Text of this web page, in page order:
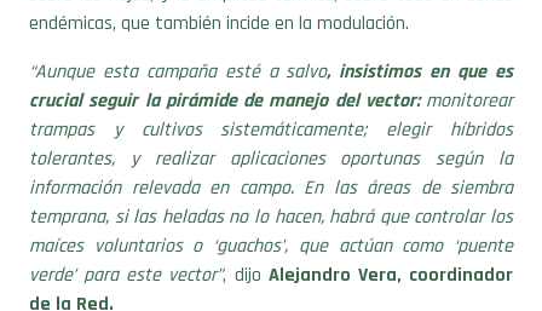
“Aunque esta campaña esté a salvo, insistimos en que es
crucial seguir la pirámide de manejo del vector:monitorear
trampas y cultivos sistemáticamente; elegir híbridos
tolerantes, y realizar aplicaciones oportunas según la
información relevada en campo. En las áreas de siembra
temprana, si las heladas no lo hacen, habrá que controlar los
maíces voluntarios o ‘guachos’, que actúan como ‘puente
verde’ para este vector”, dijoAlejandro Vera, coordinador
de la Red.